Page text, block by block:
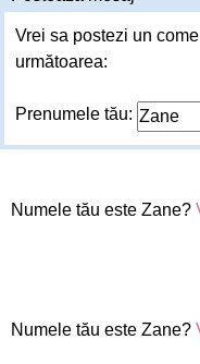
Vrei sa postezi un
următoarea:
Prenumele tău:
Numele tău este Zane?
Numele tău este Zane?